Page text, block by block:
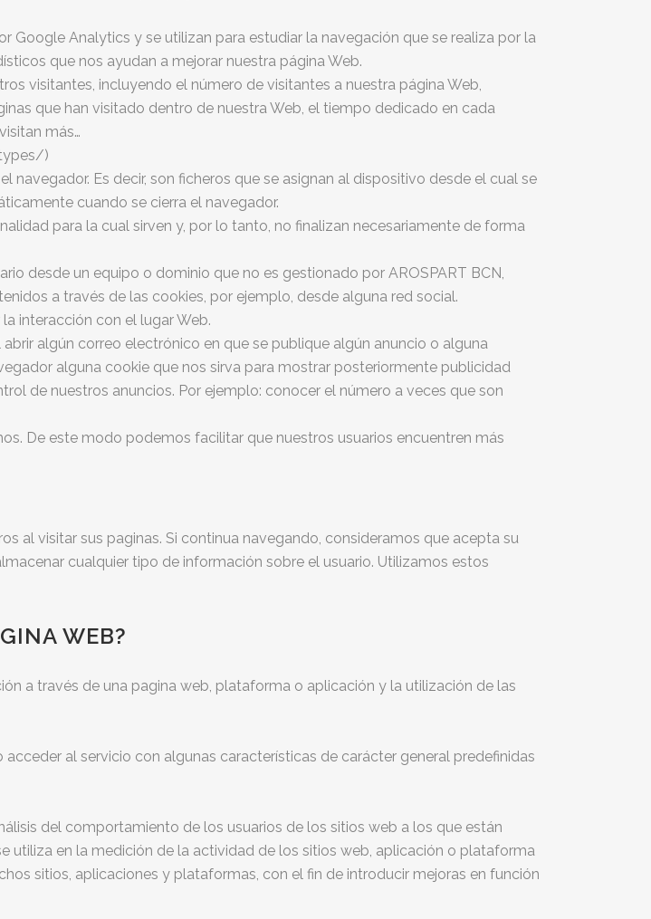
Google Analytics y se utilizan para estudiar la navegación que se realiza por la
que nos ayudan a mejorar nuestra página Web.
visitantes, incluyendo el número de visitantes a nuestra página Web,
que han visitado dentro de nuestra Web, el tiempo dedicado en cada
más…
)
navegador. Es decir, son ficheros que se asignan al dispositivo desde el cual se
cuando se cierra el navegador.
para la cual sirven y, por lo tanto, no finalizan necesariamente de forma
desde un equipo o dominio que no es gestionado por AROSPART BCN,
a través de las cookies, por ejemplo, desde alguna red social.
interacción con el lugar Web.
algún correo electrónico en que se publique algún anuncio o alguna
alguna cookie que nos sirva para mostrar posteriormente publicidad
de nuestros anuncios. Por ejemplo: conocer el número a veces que son
De este modo podemos facilitar que nuestros usuarios encuentren más
al visitar sus paginas. Si continua navegando, consideramos que acepta su
cualquier tipo de información sobre el usuario. Utilizamos estos
WEB?
a través de una pagina web, plataforma o aplicación y la utilización de las
al servicio con algunas características de carácter general predefinidas
del comportamiento de los usuarios de los sitios web a los que están
utiliza en la medición de la actividad de los sitios web, aplicación o plataforma
sitios, aplicaciones y plataformas, con el fin de introducir mejoras en función